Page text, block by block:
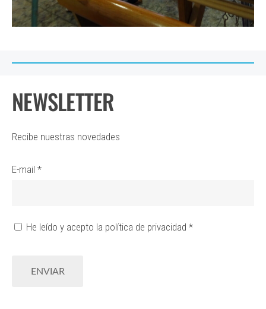
NEWSLETTER
Recibe nuestras novedades
E-mail *
He leído y acepto la política de privacidad *